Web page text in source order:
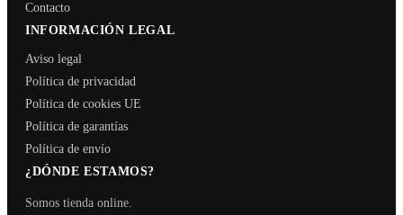
Contacto
INFORMACIÓN LEGAL
Aviso legal
Política de privacidad
Política de cookies UE
Política de garantías
Política de envío
¿DÓNDE ESTAMOS?
Somos tienda online.